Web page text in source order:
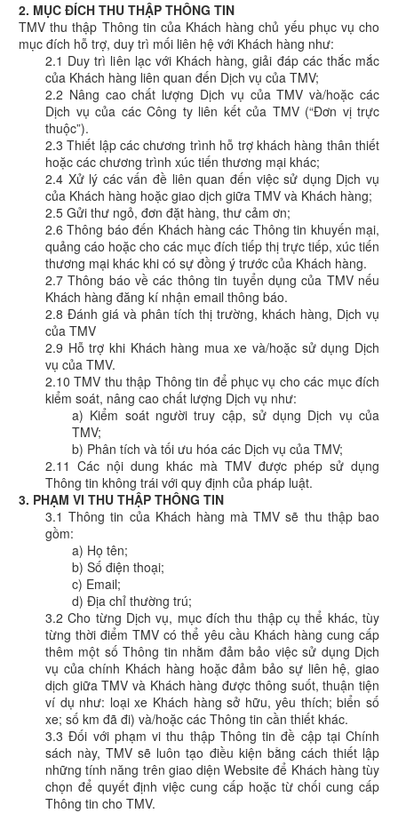
2. MỤC ĐÍCH THU THẬP THÔNG TIN
TMV thu thập Thông tin của Khách hàng chủ yếu phục vụ cho
mục đích hỗ trợ, duy trì mối liên hệ với Khách hàng như:
2.1 Duy trì liên lạc với Khách hàng, giải đáp các thắc mắc
của Khách hàng liên quan đến Dịch vụ của TMV;
2.2 Nâng cao chất lượng Dịch vụ của TMV và/hoặc các
Dịch vụ của các Công ty liên kết của TMV (“Đơn vị trực
thuộc”).
2.3 Thiết lập các chương trình hỗ trợ khách hàng thân thiết
hoặc các chương trình xúc tiến thương mại khác;
2.4 Xử lý các vấn đề liên quan đến việc sử dụng Dịch vụ
của Khách hàng hoặc giao dịch giữa TMV và Khách hàng;
2.5 Gửi thư ngỏ, đơn đặt hàng, thư cảm ơn;
2.6 Thông báo đến Khách hàng các Thông tin khuyến mại,
quảng cáo hoặc cho các mục đích tiếp thị trực tiếp, xúc tiến
thương mại khác khi có sự đồng ý trước của Khách hàng.
2.7 Thông báo về các thông tin tuyển dụng của TMV nếu
Khách hàng đăng kí nhận email thông báo.
2.8 Đánh giá và phân tích thị trường, khách hàng, Dịch vụ
của TMV
2.9 Hỗ trợ khi Khách hàng mua xe và/hoặc sử dụng Dịch
vụ của TMV.
2.10 TMV thu thập Thông tin để phục vụ cho các mục đích
kiểm soát, nâng cao chất lượng Dịch vụ như:
a) Kiểm soát người truy cập, sử dụng Dịch vụ của
TMV;
b) Phân tích và tối ưu hóa các Dịch vụ của TMV;
2.11 Các nội dung khác mà TMV được phép sử dụng
Thông tin không trái với quy định của pháp luật.
3. PHẠM VI THU THẬP THÔNG TIN
3.1 Thông tin của Khách hàng mà TMV sẽ thu thập bao
gồm:
a) Họ tên;
b) Số điện thoại;
c) Email;
d) Địa chỉ thường trú;
3.2 Cho từng Dịch vụ, mục đích thu thập cụ thể khác, tùy
từng thời điểm TMV có thể yêu cầu Khách hàng cung cấp
thêm một số Thông tin nhằm đảm bảo việc sử dụng Dịch
vụ của chính Khách hàng hoặc đảm bảo sự liên hệ, giao
dịch giữa TMV và Khách hàng được thông suốt, thuận tiện
ví dụ như: loại xe Khách hàng sở hữu, yêu thích; biển số
xe; số km đã đi) và/hoặc các Thông tin cần thiết khác.
3.3 Đối với phạm vi thu thập Thông tin đề cập tại Chính
sách này, TMV sẽ luôn tạo điều kiện bằng cách thiết lập
những tính năng trên giao diện Website để Khách hàng tùy
chọn để quyết định việc cung cấp hoặc từ chối cung cấp
Thông tin cho TMV.